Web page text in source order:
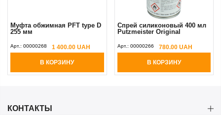
Муфта обжимная PFT type D
255 мм
Арт.: 00000268 1 400.00 UAH
В КОРЗИНУ
Cпрей cиликоновый 400 мл
Putzmeister Original
Арт.: 00000266 780.00 UAH
В КОРЗИНУ
КОНТАКТЫ